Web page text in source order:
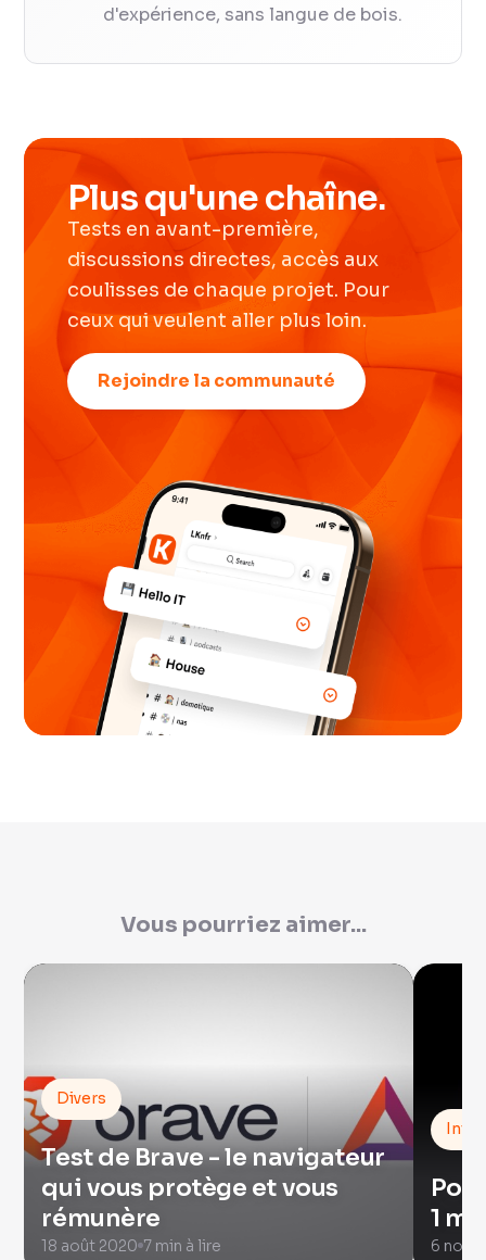
d'expérience, sans langue de bois.
Plus qu'une chaîne.
Tests en avant-première,
discussions directes, accès aux
coulisses de chaque projet. Pour
ceux qui veulent aller plus loin.
Rejoindre la communauté
Vous pourriez aimer...
Divers
Test de Brave - le navigateur
qui vous protège et vous
rémunère
18 août 2020 7 min à lire
1
6